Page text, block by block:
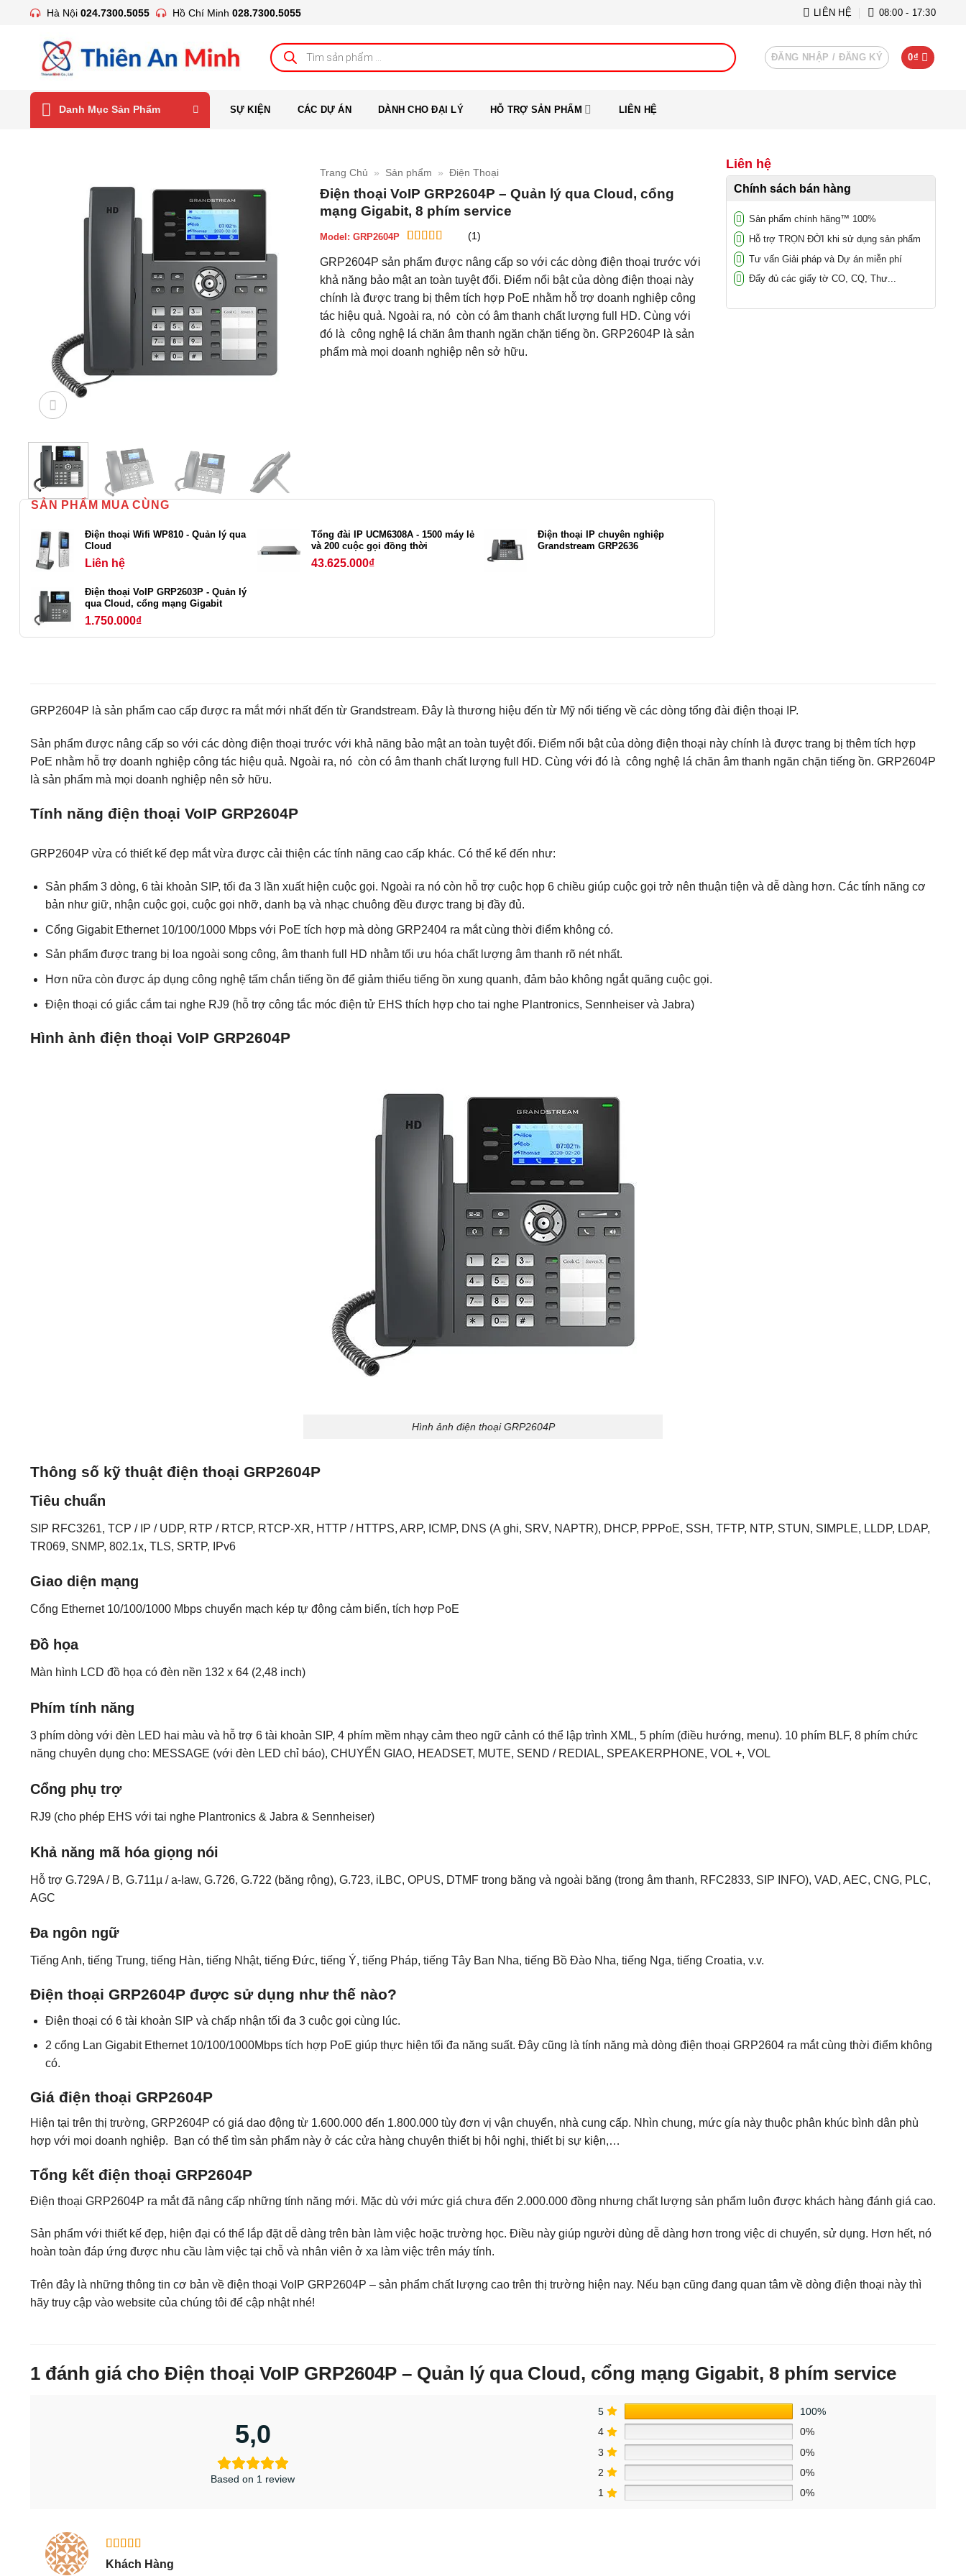
Hà Nội 024.7300.5055 Hồ Chí Minh 028.7300.5055 LIÊN HỆ 08:00 - 17:30
Tìm
kiếm
sản
phẩm
ĐĂNG NHẬP / ĐĂNG KÝ 0₫
Danh Mục Sản Phẩm SỰ KIỆN CÁC DỰ ÁN DÀNH CHO ĐẠI LÝ HỖ TRỢ SẢN PHẨM LIÊN HỆ
Trang Chủ » Sản phẩm » Điện Thoại
Điện thoại VoIP GRP2604P – Quản lý qua Cloud, cổng
mạng Gigabit, 8 phím service
Model:GRP2604P
trênđánh
giá
(1)
GRP2604P sản phẩm được nâng cấp so với các dòng điện thoại trước với
khả năng bảo mật an toàn tuyệt đối. Điểm nổi bật của dòng điện thoại này
chính là được trang bị thêm tích hợp PoE nhằm hỗ trợ doanh nghiệp công
tác hiệu quả. Ngoài ra, nó còn có âm thanh chất lượng full HD. Cùng với
đó là công nghệ lá chăn âm thanh ngăn chặn tiếng ồn. GRP2604P là sản
phẩm mà mọi doanh nghiệp nên sở hữu.
SẢN PHẨM MUA CÙNG
Điện thoại Wifi WP810 - Quản lý qua
Cloud
Liên hệ
Tổng đài IP UCM6308A - 1500 máy lẻ
và 200 cuộc gọi đồng thời
43.625.000₫
Điện thoại IP chuyên nghiệp
Grandstream GRP2636
Điện thoại VoIP GRP2603P - Quản lý
qua Cloud, cổng mạng Gigabit
1.750.000₫
Liên hệ
Chính sách bán hàng
Sản phẩm chính hãng™ 100%
Hỗ trợ TRỌN ĐỜI khi sử dụng sản phẩm
Tư vấn Giải pháp và Dự án miễn phí
Đẩy đủ các giấy tờ CO, CQ, Thư...
GRP2604P là sản phẩm cao cấp được ra mắt mới nhất đến từ Grandstream. Đây là thương hiệu đến từ Mỹ nổi tiếng về các dòng tổng đài điện thoại IP.
Sản phẩm được nâng cấp so với các dòng điện thoại trước với khả năng bảo mật an toàn tuyệt đối. Điểm nổi bật của dòng điện thoại này chính là được trang bị thêm tích hợp
PoE nhằm hỗ trợ doanh nghiệp công tác hiệu quả. Ngoài ra, nó còn có âm thanh chất lượng full HD. Cùng với đó là công nghệ lá chăn âm thanh ngăn chặn tiếng ồn. GRP2604P
là sản phẩm mà mọi doanh nghiệp nên sở hữu.
Tính năng điện thoại VoIP GRP2604P
GRP2604P vừa có thiết kế đẹp mắt vừa được cải thiện các tính năng cao cấp khác. Có thể kể đến như:
Sản phẩm 3 dòng, 6 tài khoản SIP, tối đa 3 lần xuất hiện cuộc gọi. Ngoài ra nó còn hỗ trợ cuộc họp 6 chiều giúp cuộc gọi trở nên thuận tiện và dễ dàng hơn. Các tính năng cơ
bản như giữ, nhận cuộc gọi, cuộc gọi nhỡ, danh bạ và nhạc chuông đều được trang bị đầy đủ.
Cổng Gigabit Ethernet 10/100/1000 Mbps với PoE tích hợp mà dòng GRP2404 ra mắt cùng thời điểm không có.
Sản phẩm được trang bị loa ngoài song công, âm thanh full HD nhằm tối ưu hóa chất lượng âm thanh rõ nét nhất.
Hơn nữa còn được áp dụng công nghệ tấm chắn tiếng ồn để giảm thiểu tiếng ồn xung quanh, đảm bảo không ngắt quãng cuộc gọi.
Điện thoại có giắc cắm tai nghe RJ9 (hỗ trợ công tắc móc điện tử EHS thích hợp cho tai nghe Plantronics, Sennheiser và Jabra)
Hình ảnh điện thoại VoIP GRP2604P
Hình ảnh điện thoại GRP2604P
Thông số kỹ thuật điện thoại GRP2604P
Tiêu chuẩn
SIP RFC3261, TCP / IP / UDP, RTP / RTCP, RTCP-XR, HTTP / HTTPS, ARP, ICMP, DNS (A ghi, SRV, NAPTR), DHCP, PPPoE, SSH, TFTP, NTP, STUN, SIMPLE, LLDP, LDAP,
TR069, SNMP, 802.1x, TLS, SRTP, IPv6
Giao diện mạng
Cổng Ethernet 10/100/1000 Mbps chuyển mạch kép tự động cảm biến, tích hợp PoE
Đồ họa
Màn hình LCD đồ họa có đèn nền 132 x 64 (2,48 inch)
Phím tính năng
3 phím dòng với đèn LED hai màu và hỗ trợ 6 tài khoản SIP, 4 phím mềm nhạy cảm theo ngữ cảnh có thể lập trình XML, 5 phím (điều hướng, menu). 10 phím BLF, 8 phím chức
năng chuyên dụng cho: MESSAGE (với đèn LED chỉ báo), CHUYỂN GIAO, HEADSET, MUTE, SEND / REDIAL, SPEAKERPHONE, VOL +, VOL
Cổng phụ trợ
RJ9 (cho phép EHS với tai nghe Plantronics & Jabra & Sennheiser)
Khả năng mã hóa giọng nói
Hỗ trợ G.729A / B, G.711µ / a-law, G.726, G.722 (băng rộng), G.723, iLBC, OPUS, DTMF trong băng và ngoài băng (trong âm thanh, RFC2833, SIP INFO), VAD, AEC, CNG, PLC,
AGC
Đa ngôn ngữ
Tiếng Anh, tiếng Trung, tiếng Hàn, tiếng Nhật, tiếng Đức, tiếng Ý, tiếng Pháp, tiếng Tây Ban Nha, tiếng Bồ Đào Nha, tiếng Nga, tiếng Croatia, v.v.
Điện thoại GRP2604P được sử dụng như thế nào?
Điện thoại có 6 tài khoản SIP và chấp nhận tối đa 3 cuộc gọi cùng lúc.
2 cổng Lan Gigabit Ethernet 10/100/1000Mbps tích hợp PoE giúp thực hiện tối đa năng suất. Đây cũng là tính năng mà dòng điện thoại GRP2604 ra mắt cùng thời điểm không
có.
Giá điện thoại GRP2604P
Hiện tại trên thị trường, GRP2604P có giá dao động từ 1.600.000 đến 1.800.000 tùy đơn vị vận chuyển, nhà cung cấp. Nhìn chung, mức gía này thuộc phân khúc bình dân phù
hợp với mọi doanh nghiệp. Bạn có thể tìm sản phẩm này ở các cửa hàng chuyên thiết bị hội nghị, thiết bị sự kiện,…
Tổng kết điện thoại GRP2604P
Điện thoại GRP2604P ra mắt đã nâng cấp những tính năng mới. Mặc dù với mức giá chưa đến 2.000.000 đồng nhưng chất lượng sản phẩm luôn được khách hàng đánh giá cao.
Sản phẩm với thiết kế đẹp, hiện đại có thể lắp đặt dễ dàng trên bàn làm việc hoặc trường học. Điều này giúp người dùng dễ dàng hơn trong việc di chuyển, sử dụng. Hơn hết, nó
hoàn toàn đáp ứng được nhu cầu làm việc tại chỗ và nhân viên ở xa làm việc trên máy tính.
Trên đây là những thông tin cơ bản về điện thoại VoIP GRP2604P – sản phẩm chất lượng cao trên thị trường hiện nay. Nếu bạn cũng đang quan tâm về dòng điện thoại này thì
hãy truy cập vào website của chúng tôi để cập nhật nhé!
1 đánh giá cho Điện thoại VoIP GRP2604P – Quản lý qua Cloud, cổng mạng Gigabit, 8 phím service
5,0
Based on 1 review
5
100%
4
0%
3
0%
2
0%
1
0%
Được xếp
hạng55
Khách Hàng